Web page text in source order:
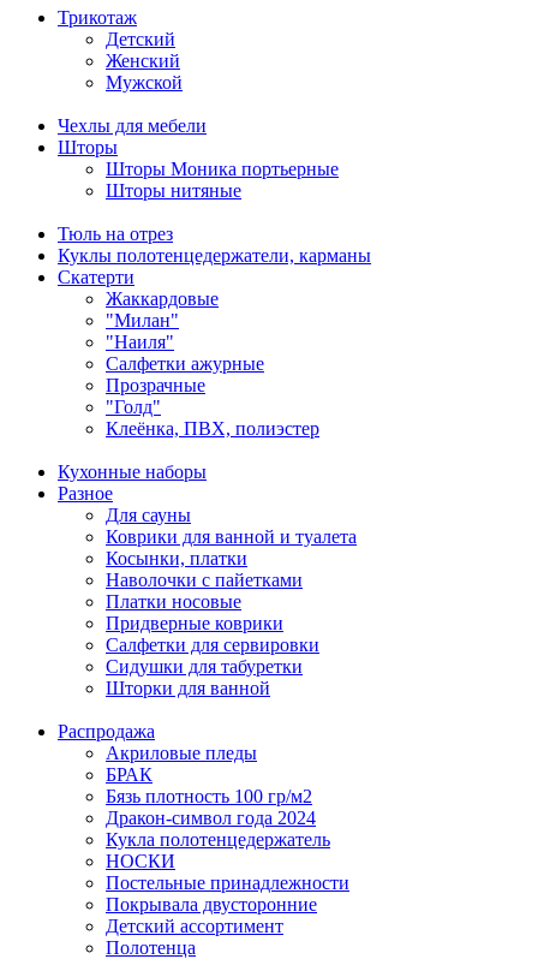
Трикотаж
Детский
Женский
Мужской
Чехлы для мебели
Шторы
Шторы Моника портьерные
Шторы нитяные
Тюль на отрез
Куклы полотенцедержатели, карманы
Скатерти
Жаккардовые
"Милан"
"Наиля"
Салфетки ажурные
Прозрачные
"Голд"
Клеёнка, ПВХ, полиэстер
Кухонные наборы
Разное
Для сауны
Коврики для ванной и туалета
Косынки, платки
Наволочки с пайетками
Платки носовые
Придверные коврики
Салфетки для сервировки
Сидушки для табуретки
Шторки для ванной
Распродажа
Акриловые пледы
БРАК
Бязь плотность 100 гр/м2
Дракон-символ года 2024
Кукла полотенцедержатель
НОСКИ
Постельные принадлежности
Покрывала двусторонние
Детский ассортимент
Полотенца